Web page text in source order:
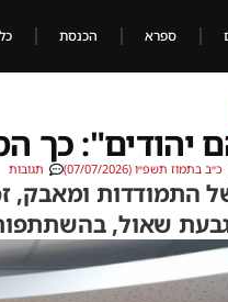
ספרא הכנסת
כך
כ״ב בתמוז תשפ״ו (07/07/2026) תגובות
התמודדות ומאבק,
שאול,